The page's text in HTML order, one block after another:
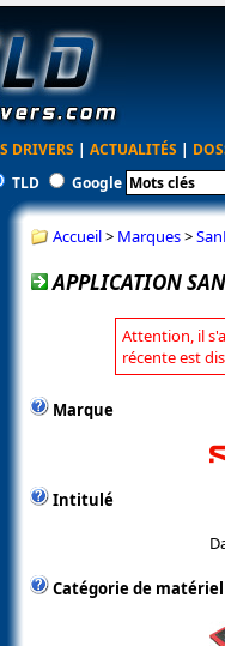
DRIVERS | ACTUALITÉS |
TLD Google
Accueil> Marques>
APPLICATION
Attention, il
récente est
Marque
Intitulé
Catégorie de matériel